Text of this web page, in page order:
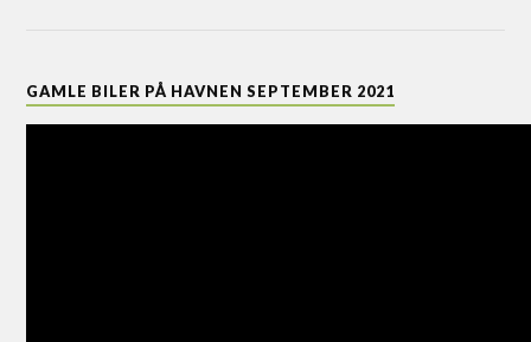
GAMLE BILER PÅ HAVNEN SEPTEMBER 2021